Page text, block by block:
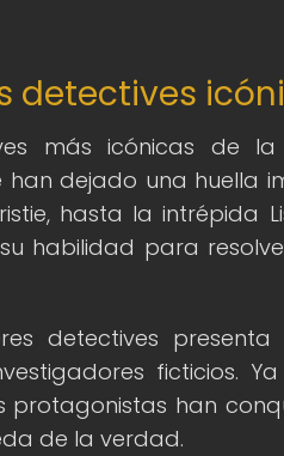
detectives
más icónicas de
han dejado una huella
hasta la intrépida
habilidad para
detectives
ficticios.
protagonistas han
de la verdad.